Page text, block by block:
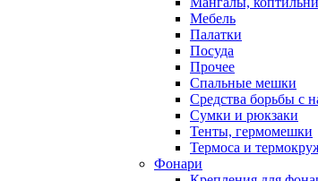
Мебель
Палатки
Посуда
Прочее
Спальные мешки
Средства борьбы с
Сумки и рюкзаки
Тенты, гермомешки
Термоса и
Фонари